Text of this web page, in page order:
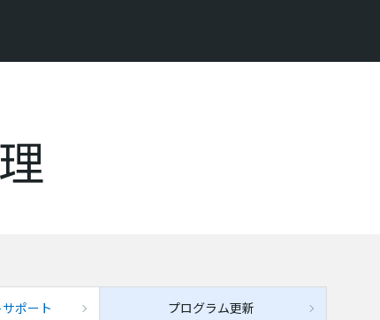
ポート プログラム更新